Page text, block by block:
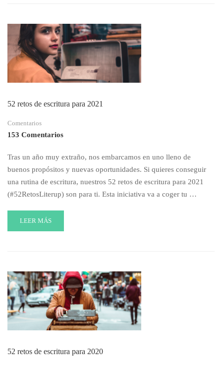
LA
NOVELA
ROMÁNTICA
Y
LOS
6
ERRORES
DEBES
AL
ESCRIBIRLA
52 retos de escritura para 2021
Comentarios
153 Comentarios
Tras un año muy extraño, nos embarcamos en uno lleno de
buenos propósitos y nuevas oportunidades. Si quieres conseguir
una rutina de escritura, nuestros 52 retos de escritura para 2021
(#52RetosLiterup) son para ti. Esta iniciativa va a coger tu …
READ
MORE
ESCRITURA
PARA
2021
LEER MÁS
52 retos de escritura para 2020